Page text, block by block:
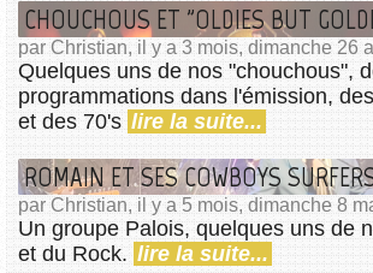
CHOUCHOUS ET "OLDIES BUT
par Christian, il y a 3 mois, dimanche 26
Quelques uns de nos "chouchous",
programmations dans l'émission,
et des 70's lire la suite...
par Christian, il y a 5 mois, dimanche 8
Un groupe Palois, quelques uns de
et du Rock. lire la suite...